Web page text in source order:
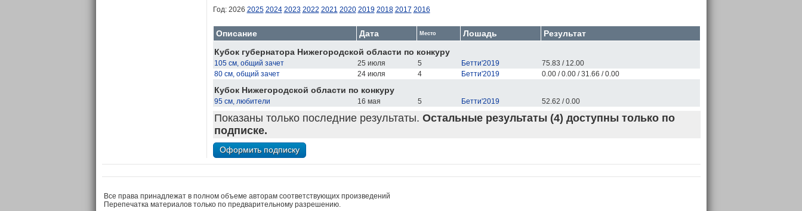
Год: 2026 2025 2024 2023 2022 2021 2020 2019 2018 2017 2016
Описание Дата Место Лошадь
Результат
Кубок губернатора Нижегородской области по конкуру
105 см, общий зачет 25 июля 5 Бетти'2019
75.83 / 12.00
80 см, общий зачет
24 июля 4 Бетти'2019 0.00 / 0.00 / 31.66 / 0.00
Кубок Нижегородской области по конкуру
95 см, любители 16 мая 5 Бетти'2019 52.62 / 0.00
Показаны только последние результаты. Остальные результаты (4) доступны только по
подписке.
Все права принадлежат в полном объеме авторам соответствующих произведений
Перепечатка материалов только по предварительному разрешению.